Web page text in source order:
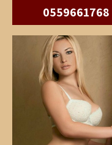
0559661768